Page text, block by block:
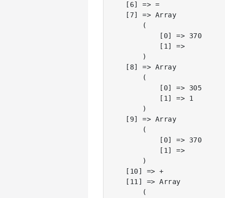
    [6] => =
    [7] => Array
        (
            [0] => 370
            [1] =>
        )
    [8] => Array
        (
            [0] => 305
            [1] => 1
        )
    [9] => Array
        (
            [0] => 370
            [1] =>
        )
    [10] => +
    [11] => Array
        (